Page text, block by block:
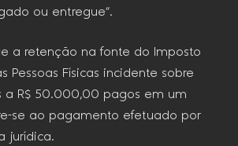
ou entregue”.
a retenção na fonte do Imposto
Pessoas Físicas incidente sobre
a R$ 50.000,00 pagos em um
se ao pagamento efetuado por
jurídica.